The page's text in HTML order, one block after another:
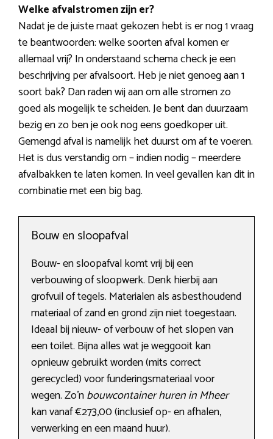
Welke afvalstromen zijn er?
Nadat je de juiste maat gekozen hebt is er nog 1 vraag
te beantwoorden: welke soorten afval komen er
allemaal vrij? In onderstaand schema check je een
beschrijving per afvalsoort. Heb je niet genoeg aan 1
soort bak? Dan raden wij aan om alle stromen zo
goed als mogelijk te scheiden. Je bent dan duurzaam
bezig en zo ben je ook nog eens goedkoper uit.
Gemengd afval is namelijk het duurst om af te voeren.
Het is dus verstandig om – indien nodig – meerdere
afvalbakken te laten komen. In veel gevallen kan dit in
combinatie met een big bag.
Bouw en sloopafval
Bouw- en sloopafval komt vrij bij een
verbouwing of sloopwerk. Denk hierbij aan
grofvuil of tegels. Materialen als asbesthoudend
materiaal of zand en grond zijn niet toegestaan.
Ideaal bij nieuw- of verbouw of het slopen van
een toilet. Bijna alles wat je weggooit kan
opnieuw gebruikt worden (mits correct
gerecycled) voor funderingsmateriaal voor
wegen. Zo’nbouwcontainer huren in Mheer
kan vanaf €273,00 (inclusief op- en afhalen,
verwerking en een maand huur).